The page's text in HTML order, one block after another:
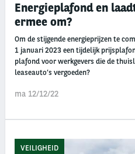
Energieplafond en
ermee om?
Om de stijgende energieprijzen te
1 januari 2023 een tijdelijk
plafond voor werkgevers die de
leaseauto’s vergoeden?
ma 12/12/22
VEILIGHEID